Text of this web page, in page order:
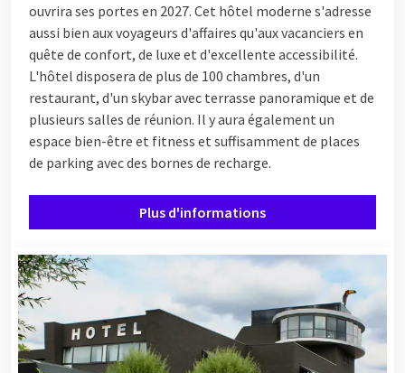
ouvrira ses portes en 2027. Cet hôtel moderne s'adresse
aussi bien aux voyageurs d'affaires qu'aux vacanciers en
quête de confort, de luxe et d'excellente accessibilité.
L'hôtel disposera de plus de 100 chambres, d'un
restaurant, d'un skybar avec terrasse panoramique et de
plusieurs salles de réunion. Il y aura également un
espace bien-être et fitness et suffisamment de places
de parking avec des bornes de recharge.
Plus d'informations